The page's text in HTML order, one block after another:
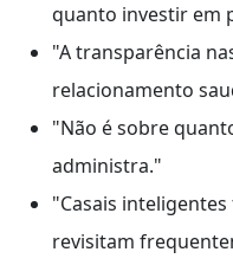
quanto investir em
"A transparência
relacionamento
"Não é sobre
administra."
"Casais
revisitam